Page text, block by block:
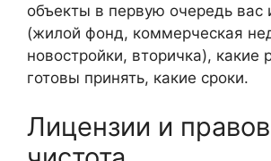
объекты в первую очередь вас
(жилой фонд, коммерческая
новостройки, вторичка), какие
готовы принять, какие сроки.
Лицензии и